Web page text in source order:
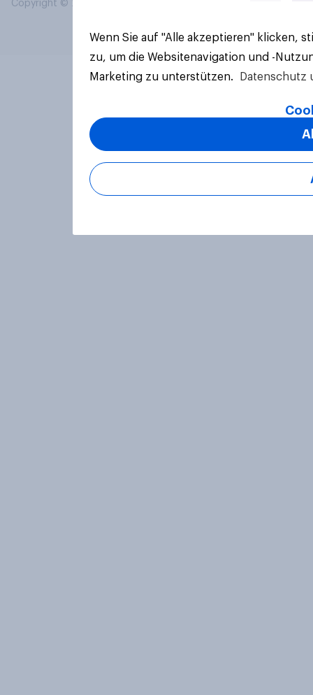
Copyright © 2026 YouGov PLC. Alle Rechte vorbehalten.
Wenn Sie auf "Alle akzeptieren" klicken,
zu, um die Websitenavigation und -
Marketing zu unterstützen.
Datenschutz